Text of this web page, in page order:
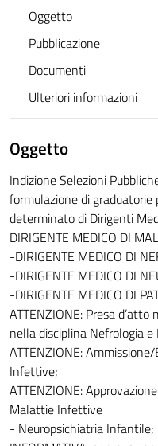
Oggetto
Pubblicazione
Documenti
Ulteriori informazioni
Oggetto
Indizione Selezioni
formulazione di
determinato di Dirigenti
DIRIGENTE MEDICO DI
-DIRIGENTE MEDICO DI
-DIRIGENTE MEDICO DI
-DIRIGENTE MEDICO DI
ATTENZIONE: Presa
nella disciplina Nefrologia e
ATTENZIONE:
Infettive;
ATTENZIONE:
Malattie Infettive
- Neuropsichiatria Infantile;